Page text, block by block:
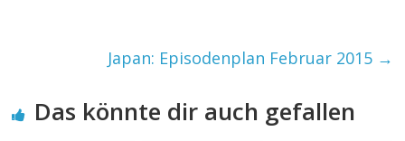
Japan: Episodenplan Februar 2015 →
Das könnte dir auch gefallen